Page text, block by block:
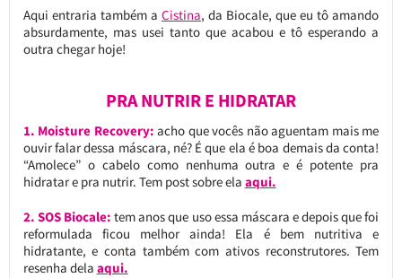
Aqui entraria também a Cistina, da Biocale, que eu tô amando
absurdamente, mas usei tanto que acabou e tô esperando a
outra chegar hoje!
PRA NUTRIR E HIDRATAR
1. Moisture Recovery: acho que vocês não aguentam mais me
ouvir falar dessa máscara, né? É que ela é boa demais da conta!
“Amolece” o cabelo como nenhuma outra e é potente pra
hidratar e pra nutrir. Tem post sobre ela aqui.
2. SOS Biocale: tem anos que uso essa máscara e depois que foi
reformulada ficou melhor ainda! Ela é bem nutritiva e
hidratante, e conta também com ativos reconstrutores. Tem
resenha dela aqui.